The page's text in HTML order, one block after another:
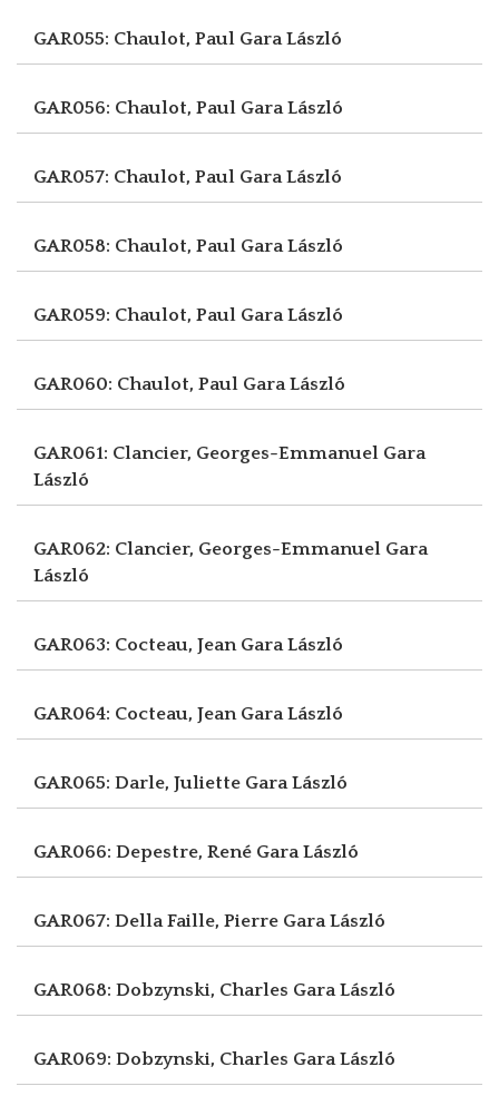
GAR055: Chaulot, Paul Gara László
GAR056: Chaulot, Paul Gara László
GAR057: Chaulot, Paul Gara László
GAR058: Chaulot, Paul Gara László
GAR059: Chaulot, Paul Gara László
GAR060: Chaulot, Paul Gara László
GAR061: Clancier, Georges-Emmanuel Gara
László
GAR062: Clancier, Georges-Emmanuel Gara
László
GAR063: Cocteau, Jean Gara László
GAR064: Cocteau, Jean Gara László
GAR065: Darle, Juliette Gara László
GAR066: Depestre, René Gara László
GAR067: Della Faille, Pierre Gara László
GAR068: Dobzynski, Charles Gara László
GAR069: Dobzynski, Charles Gara László